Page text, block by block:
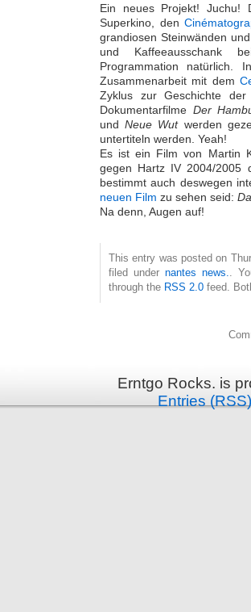
Ein neues Projekt! Juchu!
Superkino, den
grandiosen Steinwänden
und Kaffeeausschank
Programmation natürlich.
Zusammenarbeit mit dem
Zyklus zur Geschichte der
Dokumentarfilme Der
undNeue Wutwerden
untertiteln werden. Yeah!
Es ist ein Film von Martin
gegen Hartz IV 2004/2005
bestimmt auch deswegen
neuen Film zu sehen seid:
Na denn, Augen auf!
This entry was posted on
filed undernantes news.
.
through the RSS 2.0 feed.
Erntgo Rocks. is
Entries (RSS)